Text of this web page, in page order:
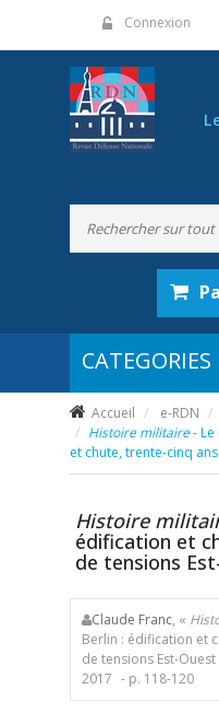
Connexion
Accueil e-RDN
Histoire militaire- Le
et chute, trente-cinq
Histoire
édification et
de tensions
Claude Franc, «
Berlin : édification et
de tensions Est-
2017 - p. 118-120